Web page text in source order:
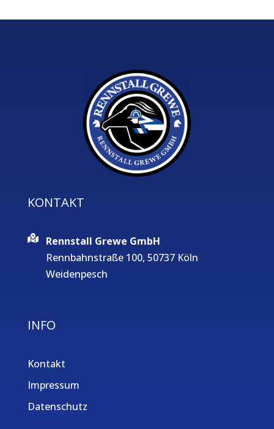
KONTAKT
Rennstall Grewe GmbH
Rennbahnstraße 100, 50737 Köln
Weidenpesch
INFO
Kontakt
Impressum
Datenschutz